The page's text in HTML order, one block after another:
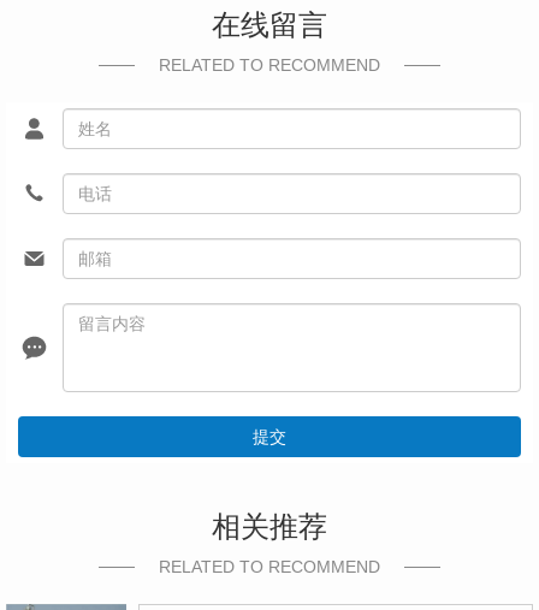
在线留言
RELATED TO RECOMMEND
提交
相关推荐
RELATED TO RECOMMEND